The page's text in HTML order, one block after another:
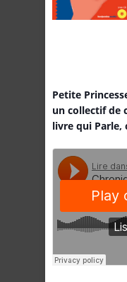
Petite
un collectif de
livre qui Parle,